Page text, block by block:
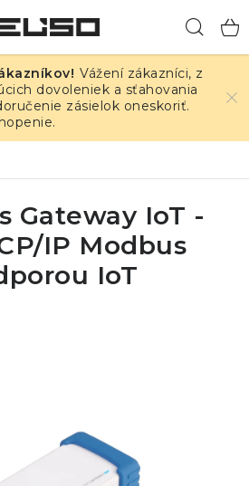
Vážení zákazníci, z
dovoleniek a sťahovania
zásielok oneskoriť.
Gateway IoT -
IP Modbus
IoT